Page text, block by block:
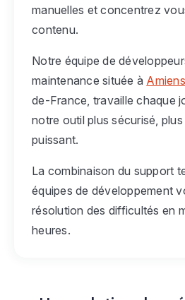
manuelles et concentrez
contenu.
Notre équipe de
maintenance située à Amiens
de-France, travaille chaque
notre outil plus sécurisé,
puissant.
La combinaison du support
équipes de développement
résolution des difficultés en
heures.